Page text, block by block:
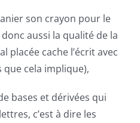
son crayon pour le
aussi la qualité de la
placée cache l’écrit avec
cela implique),
bases et dérivées qui
c’est à dire les